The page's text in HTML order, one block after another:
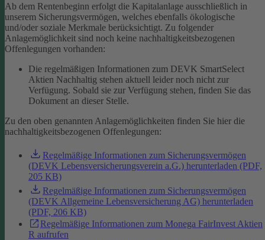
Ab dem Rentenbeginn erfolgt die Kapitalanlage ausschließlich in
unserem Sicherungsvermögen, welches ebenfalls ökologische
und/oder soziale Merkmale berücksichtigt. Zu folgender
Anlagemöglichkeit sind noch keine nachhaltigkeitsbezogenen
Offenlegungen vorhanden:
Die regelmäßigen Informationen zum DEVK SmartSelect
Aktien Nachhaltig stehen aktuell leider noch nicht zur
Verfügung. Sobald sie zur Verfügung stehen, finden Sie das
Dokument an dieser Stelle.
Zu den oben genannten Anlagemöglichkeiten finden Sie hier die
nachhaltigkeitsbezogenen Offenlegungen:
Regelmäßige Informationen zum Sicherungsvermögen
(DEVK Lebensversicherungsverein a.G.) herunterladen (PDF,
205 KB)
Regelmäßige Informationen zum Sicherungsvermögen
(DEVK Allgemeine Lebensversicherung AG) herunterladen
(PDF, 206 KB)
Regelmäßige Informationen zum Monega FairInvest Aktien
R aufrufen